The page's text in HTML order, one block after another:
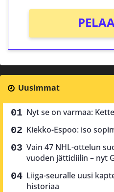
Uusimmat
Nyt se on varmaa:
Kiekko-Espoo: iso
Vain 47 NHL-ottelun
vuoden jättidiilin – nyt
Liiga-seuralle uusi
historiaa